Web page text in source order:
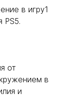
в игру1
PS5.
от
в
и